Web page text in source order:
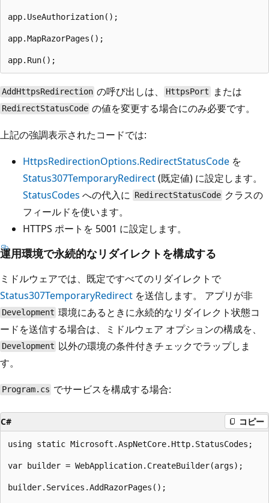
app.UseAuthorization();
app.MapRazorPages();
AddHttpsRedirection の呼び出しは、 HttpsPort または
RedirectStatusCode の値を変更する場合にのみ必要です。
上記の強調表示されたコードでは:
HttpsRedirectionOptions.RedirectStatusCode を
Status307TemporaryRedirect(既定値) に設定します。
StatusCodes への代入に RedirectStatusCode クラスの
フィールドを使います。
HTTPS ポートを 5001 に設定します。
運用環境で永続的なリダイレクトを構成する
ミドルウェアでは、既定ですべてのリダイレクトで
Status307TemporaryRedirect を送信します。 アプリが非
Development 環境にあるときに永続的なリダイレクト状態コ
ードを送信する場合は、ミドルウェア オプションの構成を、
Development 以外の環境の条件付きチェックでラップしま
す。
Program.cs でサービスを構成する場合:
C# コピー
using static Microsoft.AspNetCore.Http.StatusCodes;
var builder = WebApplication.CreateBuilder(args);
builder.Services.AddRazorPages();